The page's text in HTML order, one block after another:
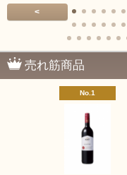
<
売れ筋商品
No.1